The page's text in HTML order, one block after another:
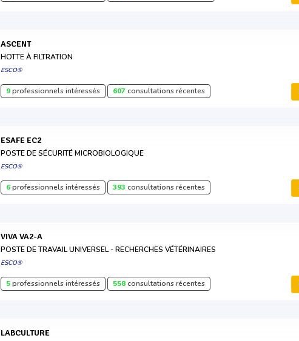
ASCENT
HOTTE À FILTRATION
ESCO®
9professionnels intéressés 607consultations récentes
ESAFE EC2
POSTE DE SÉCURITÉ MICROBIOLOGIQUE
ESCO®
6professionnels intéressés 393 consultations récentes
VIVA VA2-A
POSTE DE TRAVAIL UNIVERSEL - RECHERCHES VÉTÉRINAIRES
ESCO®
5professionnels intéressés 558consultations récentes
LABCULTURE